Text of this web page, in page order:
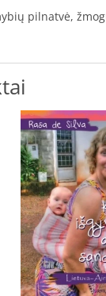
pilnatvė,